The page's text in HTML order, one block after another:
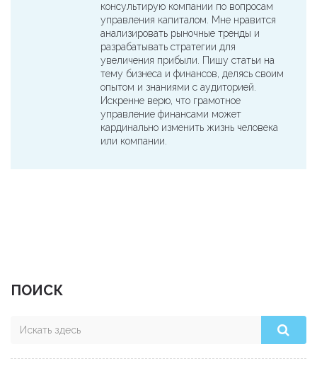
консультирую компании по вопросам
управления капиталом. Мне нравится
анализировать рыночные тренды и
разрабатывать стратегии для
увеличения прибыли. Пишу статьи на
тему бизнеса и финансов, делясь своим
опытом и знаниями с аудиторией.
Искренне верю, что грамотное
управление финансами может
кардинально изменить жизнь человека
или компании.
ПОИСК